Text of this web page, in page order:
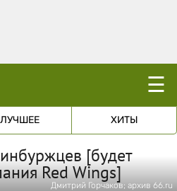
☰
ЛУЧШЕЕ ХИТЫ
[будет
Red Wings]
Дмитрий Горчаков; архив 66.ru